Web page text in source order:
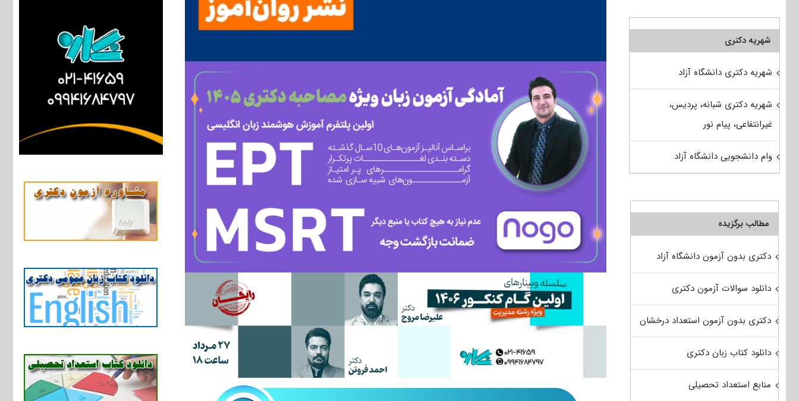
شهریه دکتری
شهریه دکتری دانشگاه آزاد
شهریه دکتری شبانه، پردیس،
غیرانتفاعی، پیام نور
وام دانشجویی دانشگاه آزاد
مطالب برگزیده
دکتری بدون آزمون دانشگاه آزاد
دانلود سوالات آزمون دکتری
دکتری بدون آزمون استعداد درخشان
دانلود کتاب زبان دکتری
منابع استعداد تحصیلی